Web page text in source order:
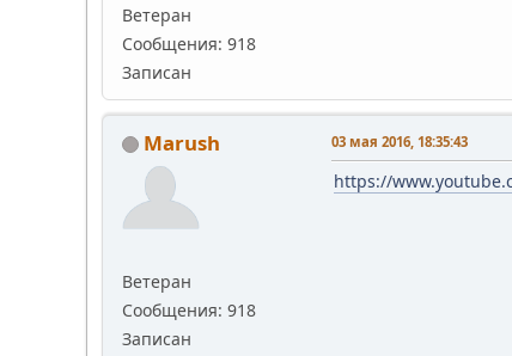
Ветеран
Сообщения: 918
Записан
Marush
Ветеран
Сообщения: 918
Записан
03 мая 2016, 18:35:43
https://